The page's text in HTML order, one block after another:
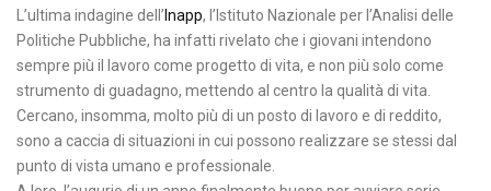
L’ultima indagine dell’ Inapp, l’Istituto Nazionale per l’Analisi delle
Politiche Pubbliche, ha infatti rivelato che i giovani intendono
sempre più il lavoro come progetto di vita, e non più solo come
strumento di guadagno, mettendo al centro la qualità di vita.
Cercano, insomma, molto più di un posto di lavoro e di reddito,
sono a caccia di situazioni in cui possono realizzare se stessi dal
punto di vista umano e professionale.